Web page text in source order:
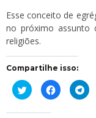
Esse conceito de
no próximo assunto
religiões.
Compartilhe isso:
Clique
para
compartilhar
Clique
para
compartilhar